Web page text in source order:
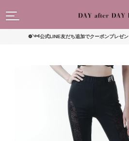
❁༺公式LINE友だち追加でクーポンプレゼント༻❁